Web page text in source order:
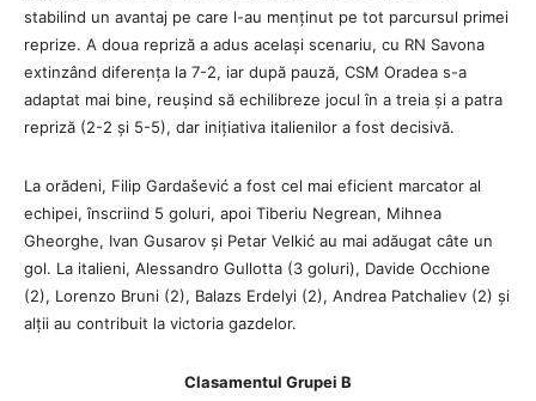
stabilind un avantaj pe care l-au menținut pe tot parcursul primei
reprize. A doua repriză a adus același scenariu, cu RN Savona
extinzând diferența la 7-2, iar după pauză, CSM Oradea s-a
adaptat mai bine, reușind să echilibreze jocul în a treia și a patra
repriză (2-2 și 5-5), dar inițiativa italienilor a fost decisivă.
La orădeni, Filip Gardašević a fost cel mai eficient marcator al
echipei, înscriind 5 goluri, apoi Tiberiu Negrean, Mihnea
Gheorghe, Ivan Gusarov și Petar Velkić au mai adăugat câte un
gol. La italieni, Alessandro Gullotta (3 goluri), Davide Occhione
(2), Lorenzo Bruni (2), Balazs Erdelyi (2), Andrea Patchaliev (2) și
alții au contribuit la victoria gazdelor.
Clasamentul Grupei B